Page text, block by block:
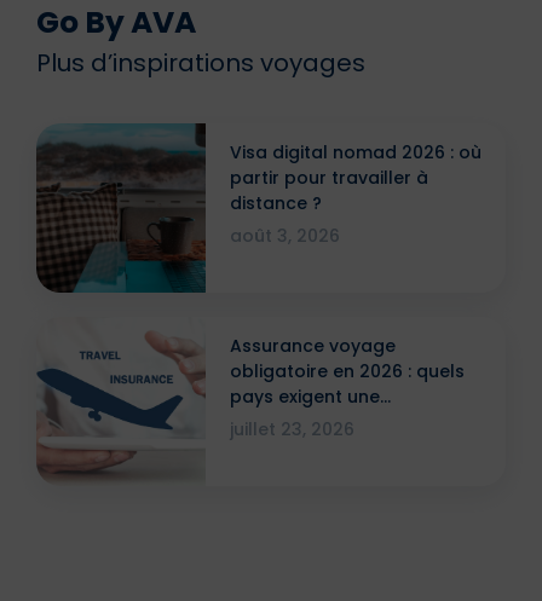
Go By AVA
Plus d’inspirations voyages
Visa digital nomad 2026 : où
partir pour travailler à
distance ?
août 3, 2026
Assurance voyage
obligatoire en 2026 : quels
pays exigent une
attestation ?
juillet 23, 2026